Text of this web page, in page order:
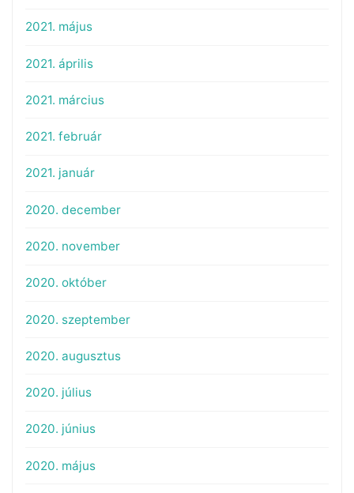
2021. május
2021. április
2021. március
2021. február
2021. január
2020. december
2020. november
2020. október
2020. szeptember
2020. augusztus
2020. július
2020. június
2020. május